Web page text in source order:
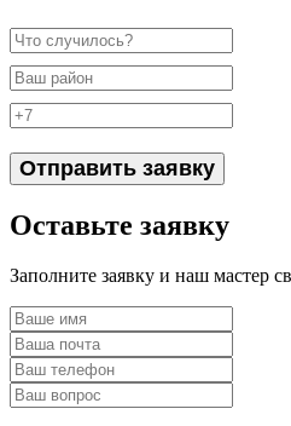
Отправить заявку
Оставьте заявку
Заполните заявку и наш мастер